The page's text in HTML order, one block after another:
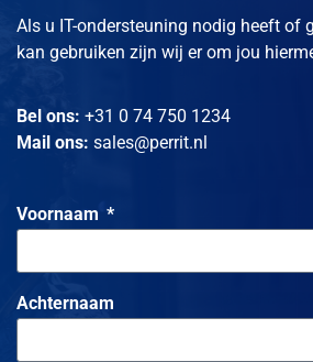
met toonaangevende diensten als
Deze synergie optimaliseert data-
een dynamische IT-
Als u IT-ondersteuning nodig heeft of
kan gebruiken zijn wij er om jou
Bel ons: +31 0 74 750 1234
Mail ons: sales@perrit.nl
Voornaam
Achternaam